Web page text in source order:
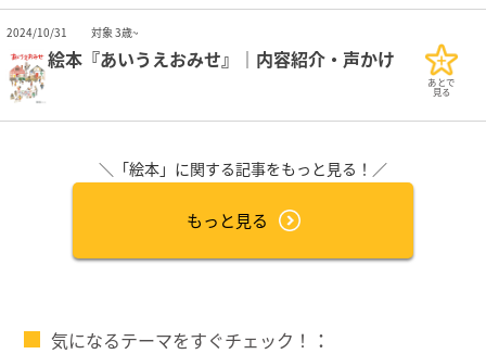
2024/10/31 対象 3歳~
絵本『あいうえおみせ』｜内容紹介・声かけ
あとで
見る
＼「絵本」に関する記事をもっと見る！／
もっと見る
気になるテーマをすぐチェック！